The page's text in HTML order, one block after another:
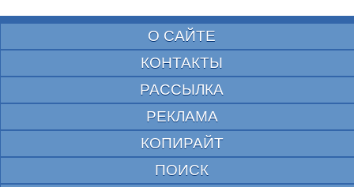
О САЙТЕ
КОНТАКТЫ
РАССЫЛКА
РЕКЛАМА
КОПИРАЙТ
ПОИСК